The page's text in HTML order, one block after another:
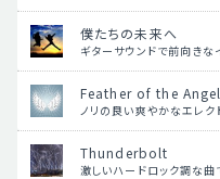
僕たちの未来へ
ギターサウンドで前向き
Feather of the Angel
ノリの良い爽やかなエレ
Thunderbolt
激しいハードロック調な